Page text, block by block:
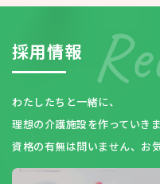
採用情報
わたしたちと一緒に、
理想の介護施設を作っていきま
資格の有無は問いません、お